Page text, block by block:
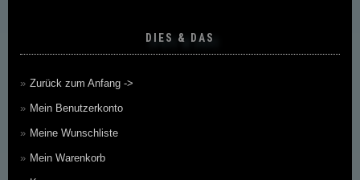
DIES & DAS
Zurück zum Anfang ->
Mein Benutzerkonto
Meine Wunschliste
Mein Warenkorb